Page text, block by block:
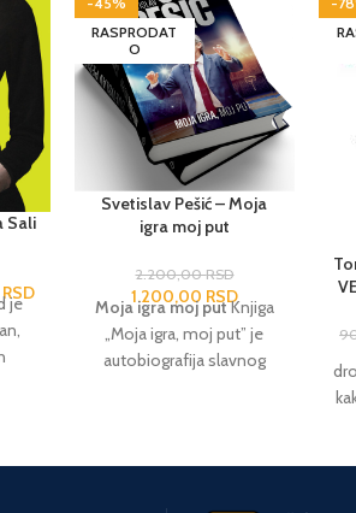
Sali
RSD
je
RASPRODAT
O
Svetislav Pešić – Moja
igra moj put
2.200,00RSD
1.200,00 RSD
Moja igra moj putKnjiga
„Moja igra, moj put” je
autobiografija slavnog
krunisao svetskim zlatom.